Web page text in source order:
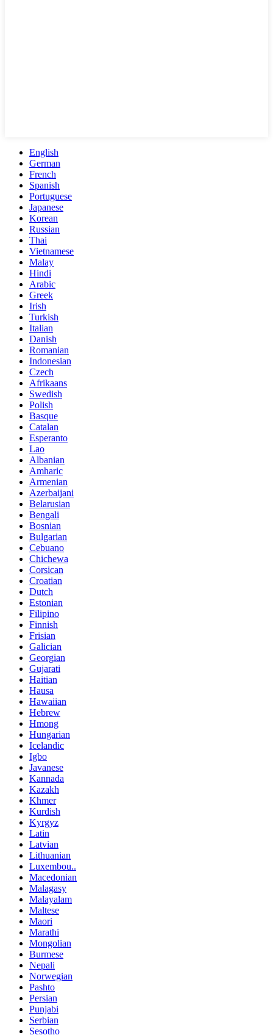
English
German
French
Spanish
Portuguese
Japanese
Korean
Russian
Thai
Vietnamese
Malay
Hindi
Arabic
Greek
Irish
Turkish
Italian
Danish
Romanian
Indonesian
Czech
Afrikaans
Swedish
Polish
Basque
Catalan
Esperanto
Lao
Albanian
Amharic
Armenian
Azerbaijani
Belarusian
Bengali
Bosnian
Bulgarian
Cebuano
Chichewa
Corsican
Croatian
Dutch
Estonian
Filipino
Finnish
Frisian
Galician
Georgian
Gujarati
Haitian
Hausa
Hawaiian
Hebrew
Hmong
Hungarian
Icelandic
Igbo
Javanese
Kannada
Kazakh
Khmer
Kurdish
Kyrgyz
Latin
Latvian
Lithuanian
Luxembou..
Macedonian
Malagasy
Malayalam
Maltese
Maori
Marathi
Mongolian
Burmese
Nepali
Norwegian
Pashto
Persian
Punjabi
Serbian
Sesotho